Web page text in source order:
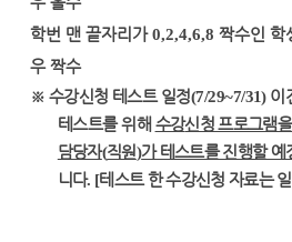
학번 맨 끝자리가0,2,4,6,8 짝수인 학
우 짝수
※ 수강신청 테스트 일정(7/29~7/31) 이
테스트를 위해 수강신청 프로그램
담당자(직원)가 테스트를 진행할 예
니다. [테스트 한 수강신청 자료는